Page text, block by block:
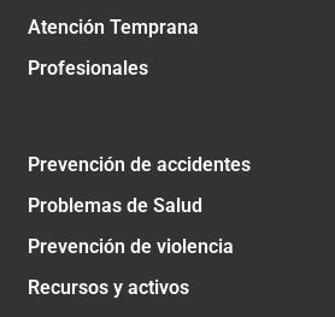
Atención Temprana
Profesionales
Prevención de accidentes
Problemas de Salud
Prevención de violencia
Recursos y activos